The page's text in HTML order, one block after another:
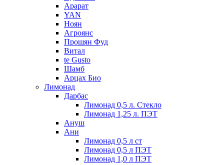
Арарат
YAN
Ноян
Агроянс
Прошян Фуд
Витал
te Gusto
Шамб
Арцах Био
Лимонад
Дарбас
Лимонад 0,5 л. Стекло
Лимонад 1,25 л. ПЭТ
Ануш
Ани
Лимонад 0,5 л ст
Лимонад 0,5 л ПЭТ
Лимонад 1,0 л ПЭТ